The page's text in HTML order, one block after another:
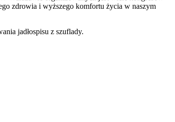
zdrowia i wyższego komfortu życia w naszym
jadłospisu z szuflady.